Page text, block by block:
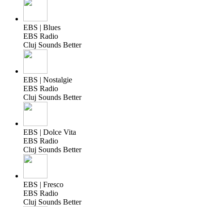
EBS | Blues
EBS Radio
Cluj Sounds Better
EBS | Nostalgie
EBS Radio
Cluj Sounds Better
EBS | Dolce Vita
EBS Radio
Cluj Sounds Better
EBS | Fresco
EBS Radio
Cluj Sounds Better